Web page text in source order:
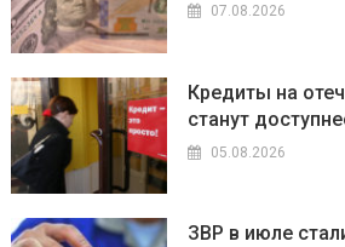
07.08.2026
Кредиты на
станут
05.08.2026
ЗВР в июле